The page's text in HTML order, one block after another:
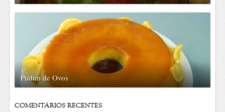
Pudim de Ovos
COMENTÁRIOS RECENTES